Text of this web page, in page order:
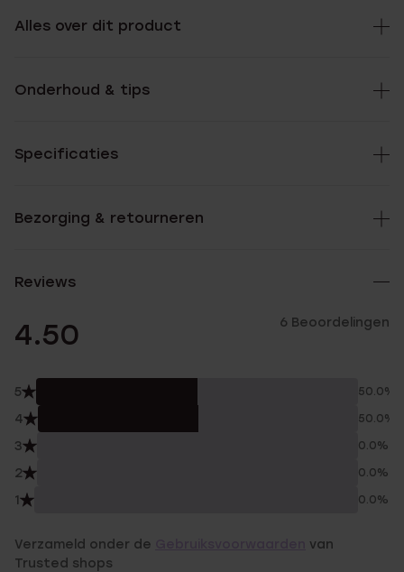
Alles over dit product
Onderhoud & tips
Specificaties
Bezorging & retourneren
Reviews
4.50 6 Beoordelingen
5 50.0%
4 50.0%
3 0.0%
2 0.0%
1 0.0%
Verzameld onder de
van
Trusted shops